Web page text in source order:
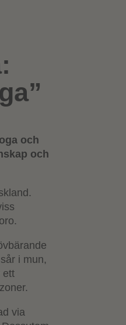
och
och
i mun,
ett
via